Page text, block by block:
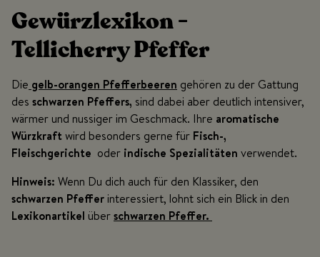
Gewürzlexikon -
Tellicherry Pfeffer
Die gelb-orangen Pfefferbeeren gehören zu der Gattung
des schwarzen Pfeffers, sind dabei aber deutlich intensiver,
wärmer und nussiger im Geschmack. Ihre aromatische
Würzkraftwird besonders gerne für Fisch-,
Fleischgerichte oder indische Spezialitäten verwendet.
Hinweis: Wenn Du dich auch für den Klassiker, den
schwarzen Pfeffer interessiert, lohnt sich ein Blick in den
Lexikonartikel überschwarzen Pfeffer.